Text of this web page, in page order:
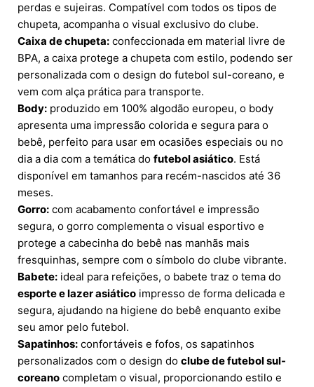
perdas e sujeiras. Compatível com todos os tipos de
chupeta, acompanha o visual exclusivo do clube.
Caixa de chupeta: confeccionada em material livre de
BPA, a caixa protege a chupeta com estilo, podendo ser
personalizada com o design do futebol sul-coreano, e
vem com alça prática para transporte.
Body: produzido em 100% algodão europeu, o body
apresenta uma impressão colorida e segura para o
bebê, perfeito para usar em ocasiões especiais ou no
dia a dia com a temática do futebol asiático. Está
disponível em tamanhos para recém-nascidos até 36
meses.
Gorro: com acabamento confortável e impressão
segura, o gorro complementa o visual esportivo e
protege a cabecinha do bebê nas manhãs mais
fresquinhas, sempre com o símbolo do clube vibrante.
Babete: ideal para refeições, o babete traz o tema do
esporte e lazer asiático impresso de forma delicada e
segura, ajudando na higiene do bebê enquanto exibe
seu amor pelo futebol.
Sapatinhos: confortáveis e fofos, os sapatinhos
personalizados com o design do clube de futebol sul-
coreano completam o visual, proporcionando estilo e